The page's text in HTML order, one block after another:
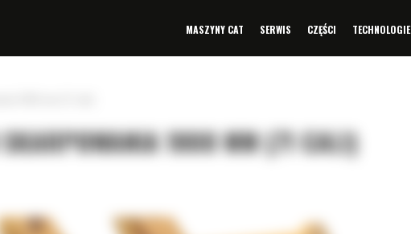
MASZYNY CAT SERWIS CZĘŚCI TECHNOLOGIE
1800 MM (71 CALI)